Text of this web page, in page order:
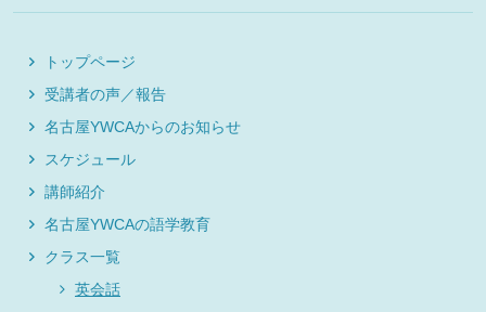
トップページ
受講者の声／報告
名古屋YWCAからのお知らせ
スケジュール
講師紹介
名古屋YWCAの語学教育
クラス一覧
英会話